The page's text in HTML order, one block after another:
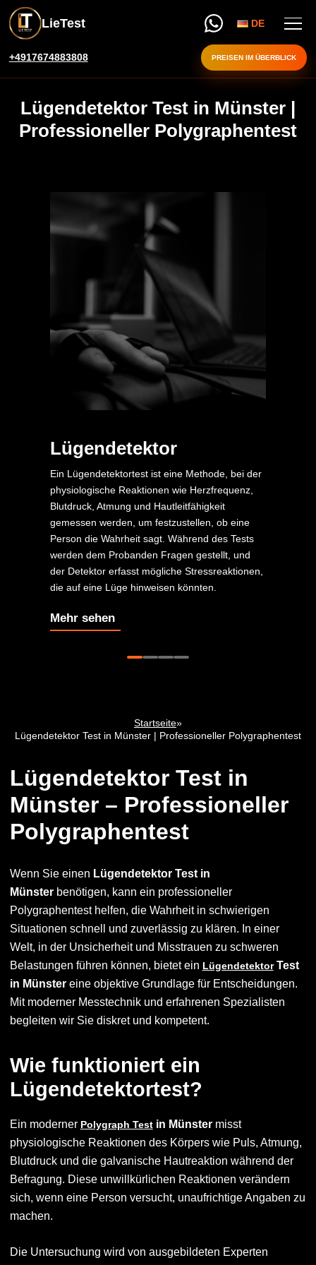
LieTest DE
+4917674883808 PREISEN IM ÜBERBLICK
Lügendetektor Test in Münster |
Professioneller Polygraphentest
Lügendetektor
Ein Lügendetektortest ist eine Methode, bei der
physiologische Reaktionen wie Herzfrequenz,
Blutdruck, Atmung und Hautleitfähigkeit
gemessen werden, um festzustellen, ob eine
Person die Wahrheit sagt. Während des Tests
werden dem Probanden Fragen gestellt, und
der Detektor erfasst mögliche Stressreaktionen,
die auf eine Lüge hinweisen könnten.
Mehr sehen
Startseite»
Lügendetektor Test in Münster | Professioneller Polygraphentest
Lügendetektor Test in
Münster – Professioneller
Polygraphentest
Wenn Sie einen Lügendetektor Test in
Münsterbenötigen, kann ein professioneller
Polygraphentest helfen, die Wahrheit in schwierigen
Situationen schnell und zuverlässig zu klären. In einer
Welt, in der Unsicherheit und Misstrauen zu schweren
Belastungen führen können, bietet ein LügendetektorTest
in Münstereine objektive Grundlage für Entscheidungen.
Mit moderner Messtechnik und erfahrenen Spezialisten
begleiten wir Sie diskret und kompetent.
Wie funktioniert ein
Lügendetektortest?
Ein moderner Polygraph Testin Münstermisst
physiologische Reaktionen des Körpers wie Puls, Atmung,
Blutdruck und die galvanische Hautreaktion während der
Befragung. Diese unwillkürlichen Reaktionen verändern
sich, wenn eine Person versucht, unaufrichtige Angaben zu
machen.
Die Untersuchung wird von ausgebildeten Experten